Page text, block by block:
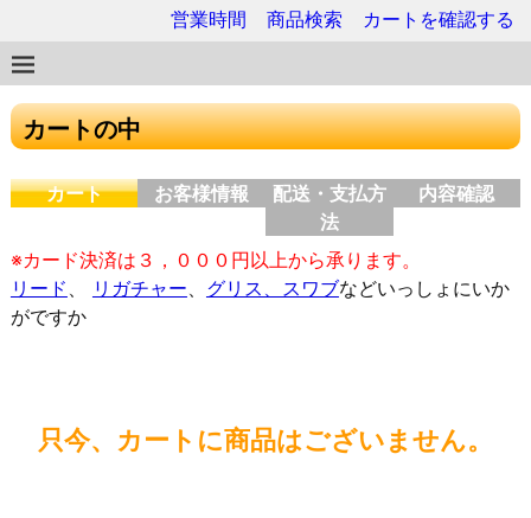
営業時間 商品検索 カートを確認する
カートの中
カート お客様情報
配送・支払方
法
内容確認
※カード決済は３，０００円以上から承ります。
リード 、 リガチャー、 グリス、スワブなどいっしょにいか
がですか
只今、カートに商品はございません。